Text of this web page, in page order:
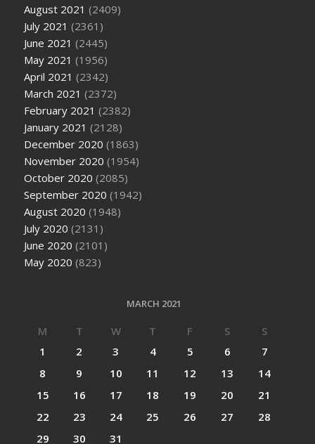
August 2021 (2409)
July 2021 (2361)
June 2021 (2445)
May 2021 (1956)
April 2021 (2342)
March 2021 (2372)
February 2021 (2382)
January 2021 (2128)
December 2020 (1863)
November 2020 (1954)
October 2020 (2085)
September 2020 (1942)
August 2020 (1948)
July 2020 (2131)
June 2020 (2101)
May 2020 (823)
MARCH 2021
M T W T F S
S
1
2 3 4 5 6
7
8
9 10 11 12 13
14
15
16 17 18 19 20
21
22
23 24 25 26 27
28
29
30 31